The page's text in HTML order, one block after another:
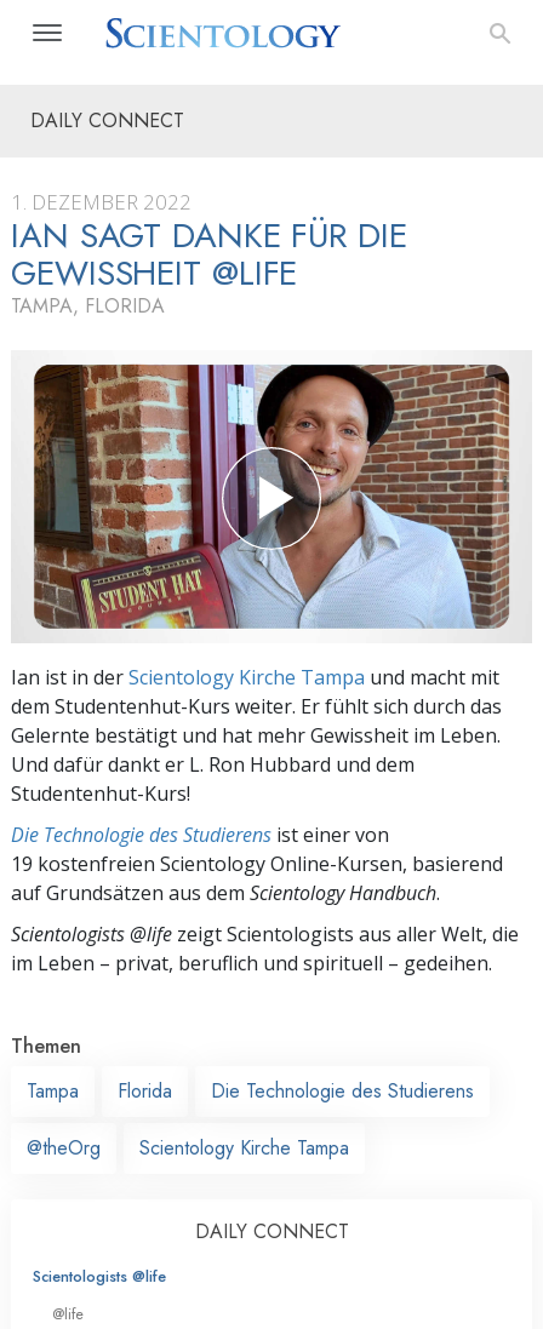
DAILY CONNECT
1. DEZEMBER 2022
IAN SAGT DANKE FÜR DIE
GEWISSHEIT @LIFE
TAMPA, FLORIDA
Ian ist in derScientology Kirche Tampa und macht mit
dem Studentenhut-Kurs weiter. Er fühlt sich durch das
Gelernte bestätigt und hat mehr Gewissheit im Leben.
Und dafür dankt er L. Ron Hubbard und dem
Studentenhut-Kurs!
Die Technologie des Studierens ist einer von
19 kostenfreien Scientology Online-Kursen, basierend
auf Grundsätzen aus dem Scientology Handbuch.
Scientologists @life zeigt Scientologists aus aller Welt, die
im Leben – privat, beruflich und spirituell – gedeihen.
Themen
Tampa
Florida Die Technologie des Studierens
@theOrg Scientology Kirche Tampa
DAILY CONNECT
Scientologists @life
@life